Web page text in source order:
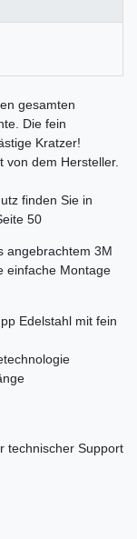
gesamten
Die fein
Kratzer!
von dem Hersteller.
finden Sie in
50
angebrachtem 3M
einfache Montage
Edelstahl mit fein
technischer Support